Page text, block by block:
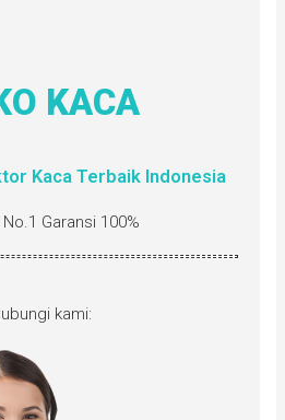
KACA
Kaca Terbaik Indonesia
Garansi 100%
kami: